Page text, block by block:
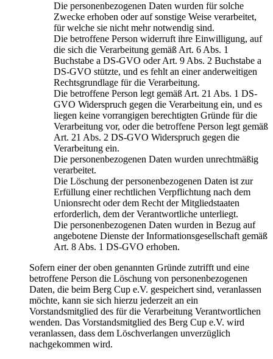
Die personenbezogenen Daten wurden für solche
Zwecke erhoben oder auf sonstige Weise verarbeitet,
für welche sie nicht mehr notwendig sind.
Die betroffene Person widerruft ihre Einwilligung, auf
die sich die Verarbeitung gemäß Art. 6 Abs. 1
Buchstabe a DS-GVO oder Art. 9 Abs. 2 Buchstabe a
DS-GVO stützte, und es fehlt an einer anderweitigen
Rechtsgrundlage für die Verarbeitung.
Die betroffene Person legt gemäß Art. 21 Abs. 1 DS-
GVO Widerspruch gegen die Verarbeitung ein, und es
liegen keine vorrangigen berechtigten Gründe für die
Verarbeitung vor, oder die betroffene Person legt gemäß
Art. 21 Abs. 2 DS-GVO Widerspruch gegen die
Verarbeitung ein.
Die personenbezogenen Daten wurden unrechtmäßig
verarbeitet.
Die Löschung der personenbezogenen Daten ist zur
Erfüllung einer rechtlichen Verpflichtung nach dem
Unionsrecht oder dem Recht der Mitgliedstaaten
erforderlich, dem der Verantwortliche unterliegt.
Die personenbezogenen Daten wurden in Bezug auf
angebotene Dienste der Informationsgesellschaft gemäß
Art. 8 Abs. 1 DS-GVO erhoben.
Sofern einer der oben genannten Gründe zutrifft und eine
betroffene Person die Löschung von personenbezogenen
Daten, die beim Berg Cup e.V. gespeichert sind, veranlassen
möchte, kann sie sich hierzu jederzeit an ein
Vorstandsmitglied des für die Verarbeitung Verantwortlichen
wenden. Das Vorstandsmitglied des Berg Cup e.V. wird
veranlassen, dass dem Löschverlangen unverzüglich
nachgekommen wird.